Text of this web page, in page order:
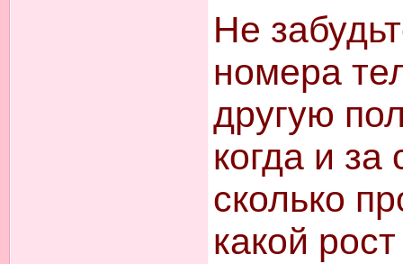
Не
номера
другую
когда и за
сколько
какой